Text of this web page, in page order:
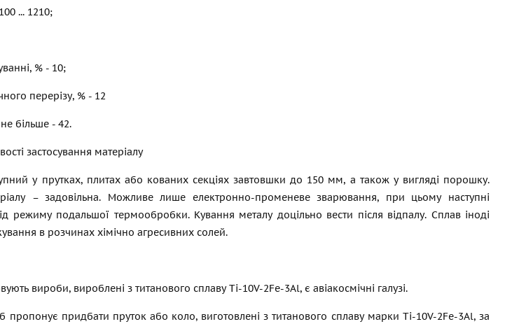
... 1210;
% - 10;
перерізу, % - 12
більше - 42.
застосування матеріалу
у прутках, плитах або кованих секціях завтовшки до 150 мм, а також у вигляді порошку.
– задовільна. Можливе лише електронно-променеве зварювання, при цьому наступні
режиму подальшої термообробки. Кування металу доцільно вести після відпалу. Сплав іноді
в розчинах хімічно агресивних солей.
вироби, вироблені з титанового сплаву Ti-10V-2Fe-3Al, є авіакосмічні галузі.
пропонує придбати пруток або коло, виготовлені з титанового сплаву марки Ti-10V-2Fe-3Al, за